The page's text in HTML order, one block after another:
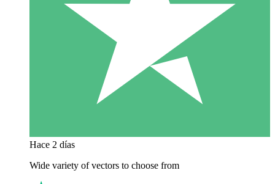
Hace 2 días
Wide variety of vectors to choose from